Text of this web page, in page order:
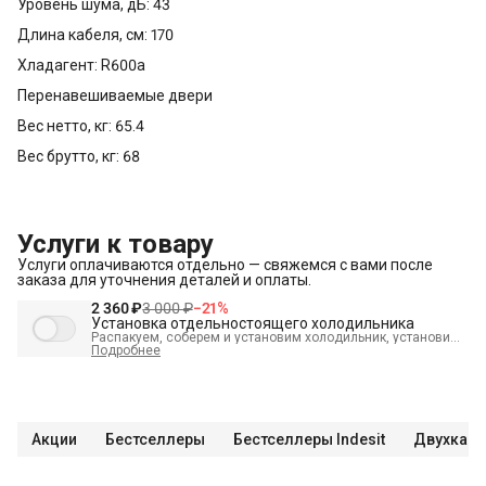
Уровень шума, дБ: 43
Длина кабеля, см: 170
Хладагент: R600a
Перенавешиваемые двери
Вес нетто, кг: 65.4
Вес брутто, кг: 68
Услуги к товару
Услуги оплачиваются отдельно — свяжемся с вами после
заказа для уточнения деталей и оплаты.
2 360 ₽3 000 ₽−21%
Установка отдельностоящего холодильника
Распакуем, соберем и установим холодильник, установим
полки, выставим по уровню, подключим к электросети и
КАД)Выставление по уровнюПодключение к готовым
Подробнее
Акции Бестселлеры Бестселлеры Indesit